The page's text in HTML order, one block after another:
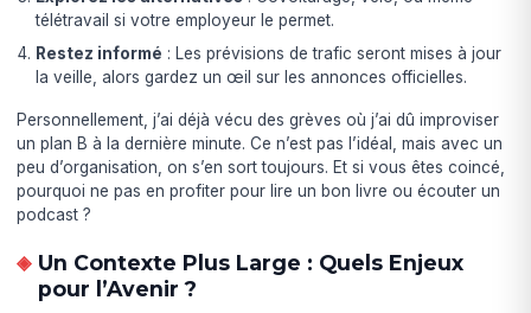
télétravail si votre employeur le permet.
Restez informé : Les prévisions de trafic seront mises à jour
la veille, alors gardez un œil sur les annonces officielles.
Personnellement, j’ai déjà vécu des grèves où j’ai dû improviser
un plan B à la dernière minute. Ce n’est pas l’idéal, mais avec un
peu d’organisation, on s’en sort toujours. Et si vous êtes coincé,
pourquoi ne pas en profiter pour lire un bon livre ou écouter un
podcast ?
Un Contexte Plus Large : Quels Enjeux
pour l’Avenir ?